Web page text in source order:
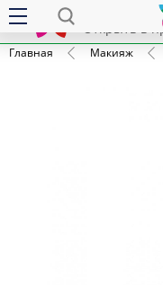
x
Открыть в
Главная Макияж